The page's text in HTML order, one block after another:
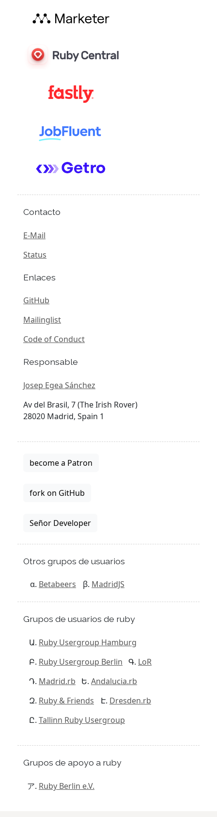
Contacto
E-Mail
Status
Enlaces
GitHub
Mailinglist
Code of Conduct
Responsable
Josep Egea Sánchez
Av del Brasil, 7 (The Irish Rover)
28020 Madrid, Spain 1
become a Patron
fork on GitHub
Señor Developer
Otros grupos de usuarios
Betabeers MadridJS
Grupos de usuarios de ruby
Ruby Usergroup Hamburg
Ruby Usergroup Berlin
LoR
Madrid.rb
Andalucia.rb
Ruby & Friends
Dresden.rb
Tallinn Ruby Usergroup
Grupos de apoyo a ruby
Ruby Berlin e.V.